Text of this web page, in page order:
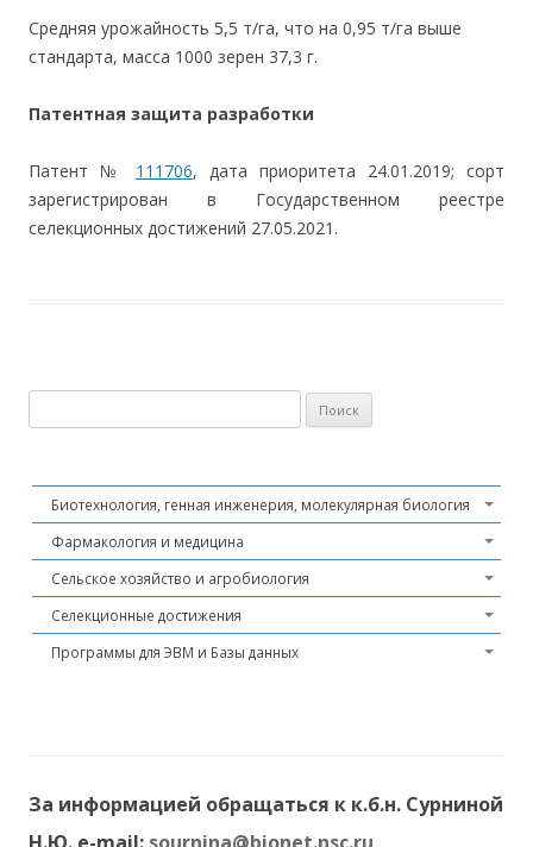
Средняя урожайность 5,5 т/га, что на 0,95 т/га выше
стандарта, масса 1000 зерен 37,3 г.
Патентная защита разработки
Патент № 111706, дата приоритета 24.01.2019; сорт
зарегистрирован в Государственном реестре
селекционных достижений 27.05.2021.
Биотехнология, генная инженерия, молекулярная биология
Фармакология и медицина
Сельское хозяйство и агробиология
Селекционные достижения
Программы для ЭВМ и Базы данных
За информацией обращаться к к.б.н. Сурниной